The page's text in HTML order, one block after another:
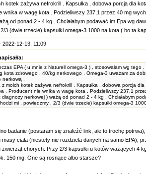
kotek zażywa nefrokrill . Kapsułka , dobowa porcja dla
wnika w wagę kota . Podzieliwszy 237,1 przez 40 mg
od ponad 2 - 4 kg . Chciałabym podawać im Epa wg
3 (dwie trzecie) kapsułki omega-3 1000 na kota ( bo ta
12-13, 11:09
a:
EPA ( u mnie z Naturell omega-3 ) , stosowałam wg tego
kota zdrowego , 40/kg nerkowego . Omega-3 uważam za
nerkową .
z moich kotek zażywa nefrokrill . Kapsułka , dobowa porcja
. Producent nie wnika w wagę kota . Podzieliwszy 237,1
diagnozy nerkowej ) ważą od ponad 2 - 4 kg . Chciałabym
mi , powiedzmy , 2/3 (dwie trzecie) kapsułki omega-3
badanie (postaram się znaleźć link, ale to trochę
masy ciała (niestety nie rozdziela danych na samo EPA),
zwierząt chorych. Przy 2/3 kapsułki u kotów ważących 4
150 mg. One są rosnące albo starsze?